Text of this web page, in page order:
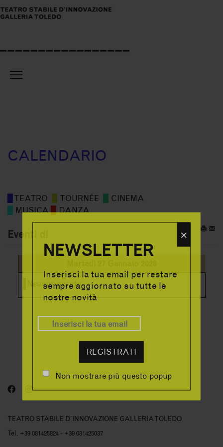
NEWSLETTER
Inserisci la tua email per restare
sempre aggiornato su tutte le
nostre novità
REGISTRATI
Non mostrare più questo popup
×
CALENDARIO
TEATRO TOURNÉE
CINEMA
MUSICA▉DANZA
Eventi di
Nessun evento
TEATRO STABILE D'INNOVAZIONE GALLERIA TOLEDO
Tel. +39 081425824 - +39 081425037